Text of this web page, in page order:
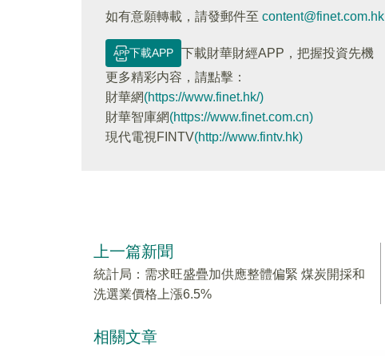
如有意願轉載，請發郵件至 content@finet.com.hk
下載APP
下載財華財經APP，把握投資先機
更多精彩内容，請點擊：
財華網(https://www.finet.hk/)
財華智庫網(https://www.finet.com.cn)
現代電視FINTV(http://www.fintv.hk)
上一篇新聞
統計局：需求旺盛疊加供應整體偏緊 煤炭開採和
洗選業價格上漲6.5%
相關文章